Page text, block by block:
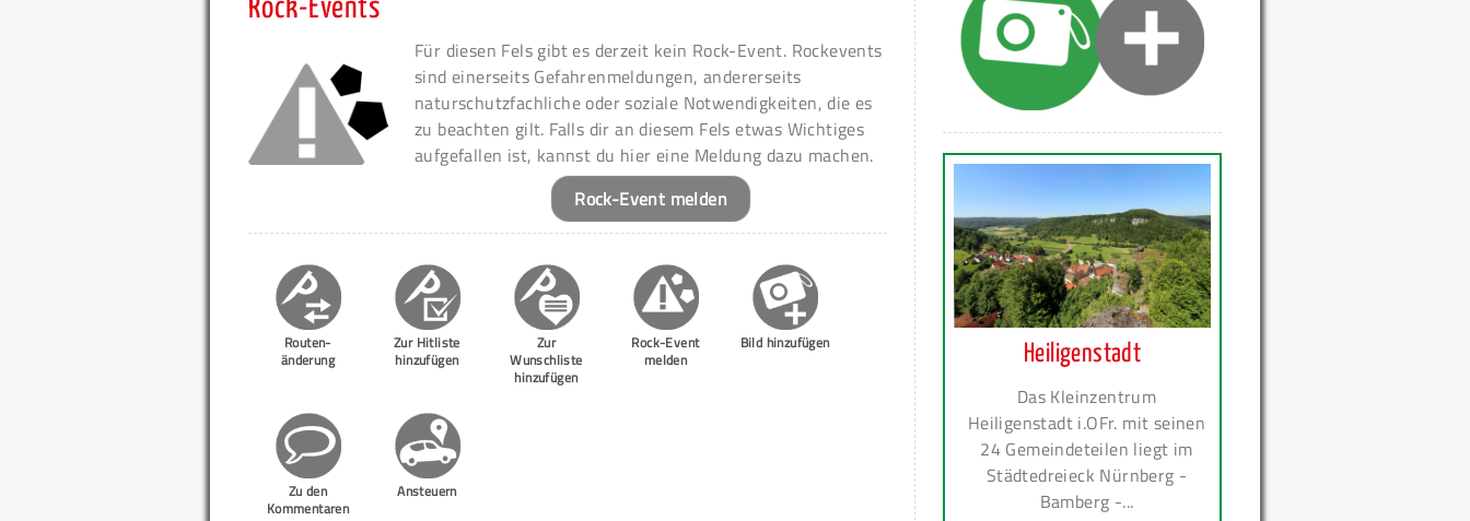
Rock-Events
Für diesen Fels gibt es derzeit kein Rock-Event. Rockevents
sind einerseits Gefahrenmeldungen, andererseits
naturschutzfachliche oder soziale Notwendigkeiten, die es
zu beachten gilt. Falls dir an diesem Fels etwas Wichtiges
aufgefallen ist, kannst du hier eine Meldung dazu machen.
Rock-Event melden
Routen-
änderung
Zur Hitliste
hinzufügen
Zur
Wunschliste
hinzufügen
Rock-Event
melden
Bild hinzufügen
Zu den
Kommentaren
Ansteuern
Heiligenstadt
Das Kleinzentrum
Heiligenstadt i.OFr. mit seinen
24 Gemeindeteilen liegt im
Städtedreieck Nürnberg -
Bamberg -...